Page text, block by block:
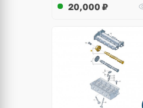
20,000 ₽
2 фото